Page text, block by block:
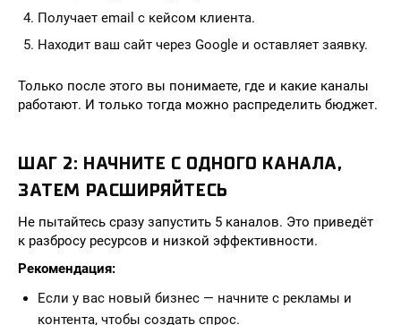
Получает email с кейсом клиента.
Находит ваш сайт через Google и оставляет заявку.
Только после этого вы понимаете, где и какие каналы
работают. И только тогда можно распределить бюджет.
ШАГ 2: НАЧНИТЕ С ОДНОГО КАНАЛА,
ЗАТЕМ РАСШИРЯЙТЕСЬ
Не пытайтесь сразу запустить 5 каналов. Это приведёт
к разбросу ресурсов и низкой эффективности.
Рекомендация:
Если у вас новый бизнес — начните с рекламы и
контента, чтобы создать спрос.